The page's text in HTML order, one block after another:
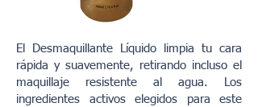
El Desmaquillante Líquido limpia tu cara
rápida y suavemente, retirando incluso el
maquillaje resistente al agua. Los
ingredientes activos elegidos para este